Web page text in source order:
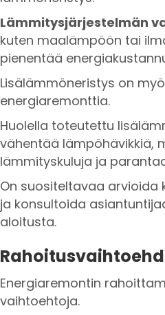
Lämmitysjärjestelmän
kuten maalämpöön tai
pienentää
Lisälämmöneristys on
energiaremonttia.
Huolella toteutettu
vähentää lämpöhävikkiä,
lämmityskuluja ja
On suositeltavaa arvioida
ja konsultoida
aloitusta.
Energiaremontin
vaihtoehtoja.